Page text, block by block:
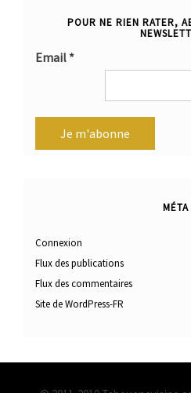
POUR NE RIEN RATER,
Email *
MÉTA
Connexion
Flux des publications
Flux des commentaires
Site de WordPress-FR